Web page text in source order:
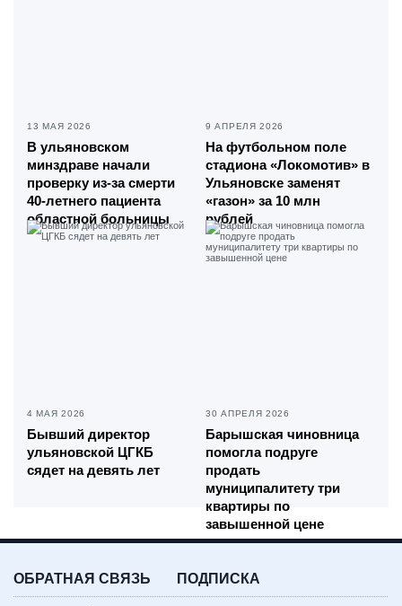
13 МАЯ 2026
В ульяновском
минздраве начали
проверку из-за смерти
40-летнего пациента
областной больницы
9 АПРЕЛЯ 2026
На футбольном поле
стадиона «Локомотив» в
Ульяновске заменят
«газон» за 10 млн
рублей
4 МАЯ 2026
Бывший директор
ульяновской ЦГКБ
сядет на девять лет
30 АПРЕЛЯ 2026
Барышская чиновница
помогла подруге
продать
муниципалитету три
квартиры по
завышенной цене
ОБРАТНАЯ СВЯЗЬ ПОДПИСКА